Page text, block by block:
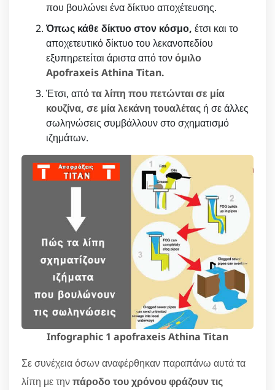
που βουλώνει ένα δίκτυο αποχέτευσης.
Όπως κάθε δίκτυο στον κόσμο, έτσι και το
αποχετευτικό δίκτυο του λεκανοπεδίου
εξυπηρετείται άριστα από τονόμιλο
Apofraxeis Athina Titan.
Έτσι, απότα λίπη που πετώνται σε μία
κουζίνα, σε μία λεκάνη τουαλέτας ή σε άλλες
σωληνώσεις συμβάλλουν στο σχηματισμό
ιζημάτων.
Infographic 1 apofraxeis Athina Titan
Σε συνέχεια όσων αναφέρθηκαν παραπάνω αυτά τα
λίπη με τηνπάροδο του χρόνου φράζουν τις